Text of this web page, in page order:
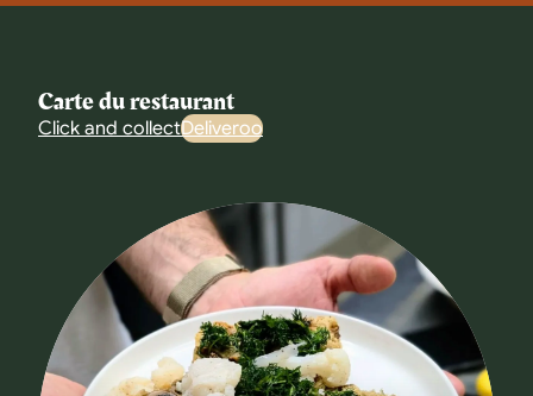
Carte du restaurant
Click and collectDeliveroo